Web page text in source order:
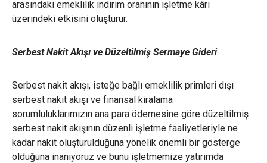
arasındaki emeklilik indirim oranının işletme kârı
üzerindeki etkisini oluşturur.
Serbest Nakit Akışı ve Düzeltilmiş Sermaye Gideri
Serbest nakit akışı, isteğe bağlı emeklilik primleri dışı
serbest nakit akışı ve finansal kiralama
sorumluluklarımızın ana para ödemesine göre düzeltilmiş
serbest nakit akışının düzenli işletme faaliyetleriyle ne
kadar nakit oluşturulduğuna yönelik önemli bir gösterge
olduğuna inanıyoruz ve bunu işletmemize yatırımda